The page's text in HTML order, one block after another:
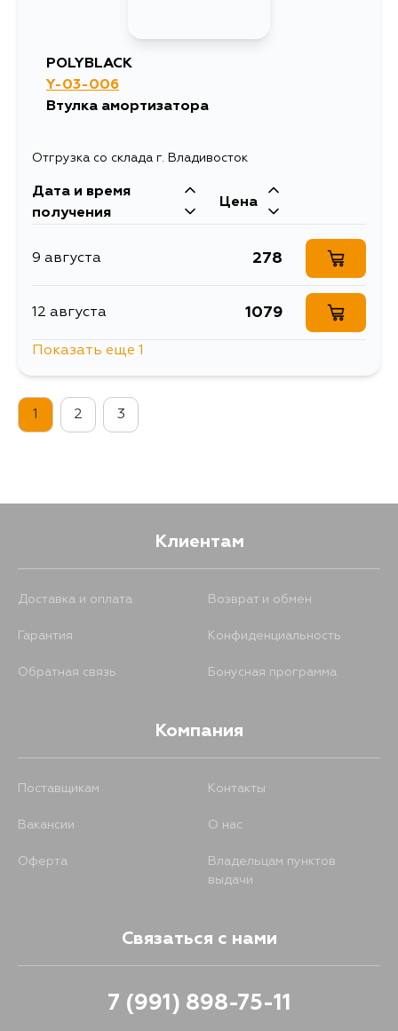
237
POLYBLACK
Y-03-006
Втулка амортизатора
Отгрузка со склада г. Владивосток
Дата и время
получения
Цена
9 августа 278
12 августа 1079
Показать еще 1
1 2 3
Клиентам
Доставка и оплата Возврат и обмен
Гарантия Конфиденциальность
Обратная связь Бонусная программа
Компания
Поставщикам Контакты
Вакансии О нас
Оферта
Владельцам пунктов
выдачи
Связаться с нами
7 (991) 898-75-11